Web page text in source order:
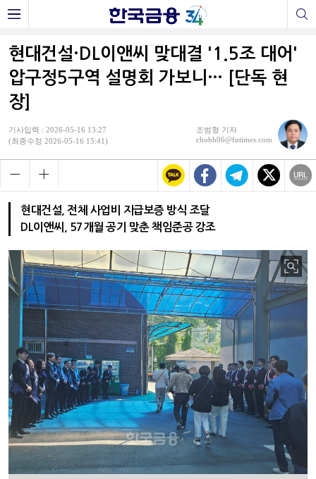
현대건설·DL이앤씨 맞대결 '1.5조 대어'
압구정5구역 설명회 가보니… [단독 현
장]
기사입력 : 2026-05-16 13:27
(최종수정 2026-05-16 15:41)
조범형 기자
chobh06@fntimes.com
현대건설, 전체 사업비 지급보증 방식 조달
DL이앤씨, 57개월 공기 맞춘 책임준공 강조